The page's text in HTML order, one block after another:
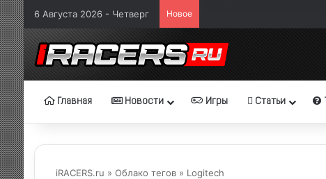
6 Августа 2026 - Четверг Новое
Главная Новости Игры Статьи
iRACERS.ru » Облако тегов» Logitech